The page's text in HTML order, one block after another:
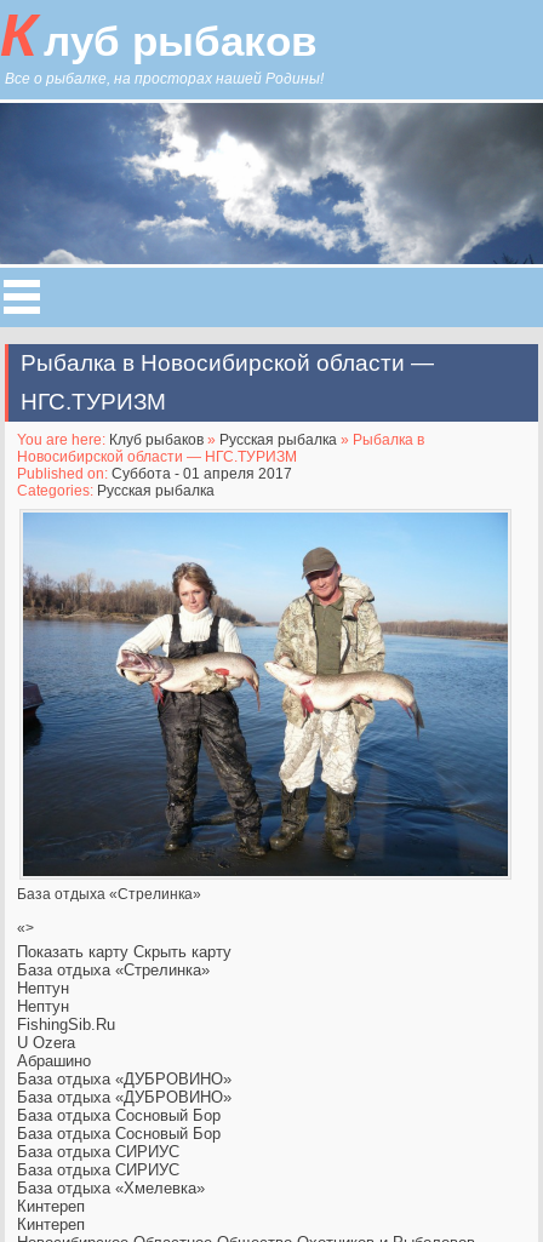
Клуб рыбаков
Все о рыбалке, на просторах нашей Родины!
Рыбалка в Новосибирской области —
НГС.ТУРИЗМ
You are here: Клуб рыбаков » Русская рыбалка » Рыбалка в
Новосибирской области — НГС.ТУРИЗМ
Published on:Суббота - 01 апреля 2017
Categories: Русская рыбалка
База отдыха «Стрелинка»
«>
Показать карту Скрыть карту
База отдыха «Стрелинка»
Нептун
Нептун
FishingSib.Ru
U Ozera
Абрашино
База отдыха «ДУБРОВИНО»
База отдыха «ДУБРОВИНО»
База отдыха Сосновый Бор
База отдыха Сосновый Бор
База отдыха СИРИУС
База отдыха СИРИУС
База отдыха «Хмелевка»
Кинтереп
Кинтереп